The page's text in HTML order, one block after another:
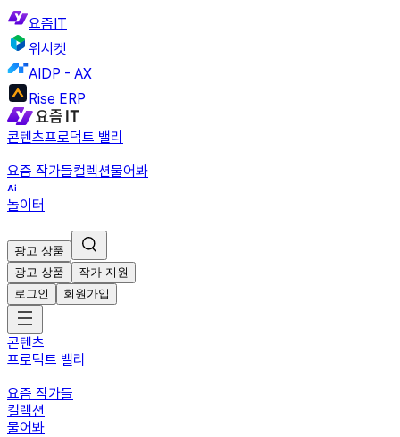
요즘IT
위시켓
AIDP - AX
Rise ERP
콘텐츠프로덕트 밸리
요즘 작가들컬렉션물어봐
놀이터
광고 상품
광고 상품
작가 지원
로그인
회원가입
콘텐츠
프로덕트 밸리
요즘 작가들
컬렉션
물어봐